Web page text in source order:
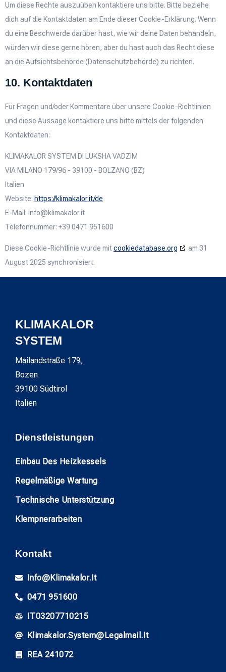
Um diese Rechte auszuüben kontaktiere uns bitte. Bitte beziehe
dich auf die Kontaktdaten am Ende dieser Cookie-Erklärung. Wenn
du eine Beschwerde darüber hast, wie wir deine Daten behandeln,
würden wir diese gerne hören, aber du hast auch das Recht diese
an die Aufsichtsbehörde (Datenschutzbehörde) zu richten.
10. Kontaktdaten
Für Fragen und/oder Kommentare über unsere Cookie-Richtlinien
und diese Aussage kontaktiere uns bitte mittels der folgenden
Kontaktdaten:
KLIMAKALOR SYSTEM DI LUKSHA VADZIM
VIA MILANO 179/96 - 39100 - BOLZANO (BZ)
Italien
Website: https://klimakalor.it/de
E-Mail: info@klimakalor.it
Telefonnummer: +39 0471 951600
Diese Cookie-Richtlinie wurde mitcookiedatabase.org
am 31
August 2025 synchronisiert.
KLIMAKALOR
SYSTEM
Mailandstraße 179,
Bozen
39100 Südtirol
Italien
Dienstleistungen
Einbau Des Heizkessels
Regelmäßige Wartung
Technische Unterstützung
Klempnerarbeiten
Kontakt
Info@klimakalor.it
0471 951600
IT03207710215
Klimakalor.system@legalmail.it
REA 241072